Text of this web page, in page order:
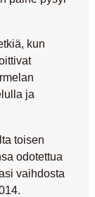
kun
ja
toisen
odotettua
vaihdosta